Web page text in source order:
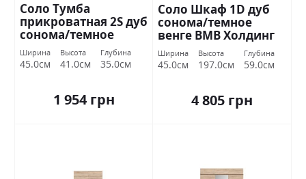
Соло Тумба
прикроватная 2S дуб
сонома/темное
венге ВМВ Холдинг
Ширина
45.0см
Высота
41.0см
Глубина
35.0см
1 954 грн
Соло Шкаф 1D дуб
сонома/темное
венге ВМВ Холдинг
Ширина
45.0см
Высота
197.0см
Глубина
59.0см
4 805 грн